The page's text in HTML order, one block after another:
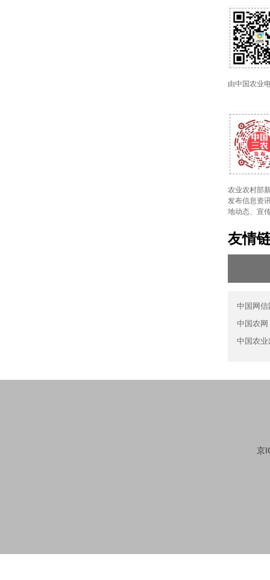
由中国农业
农业农村部
发布信息资
地动态、宣
友情
中国网信
中国农网
中国农业
京